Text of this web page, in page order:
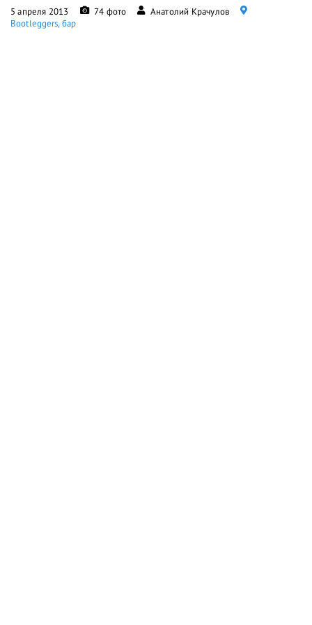
5 апреля 2013 74 фото
Анатолий Крачулов
Bootleggers, бар